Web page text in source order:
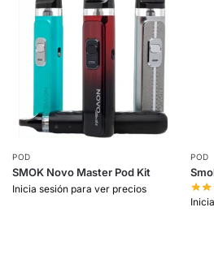
POD
SMOK Novo Master Pod Kit
Inicia sesión para ver precios
POD